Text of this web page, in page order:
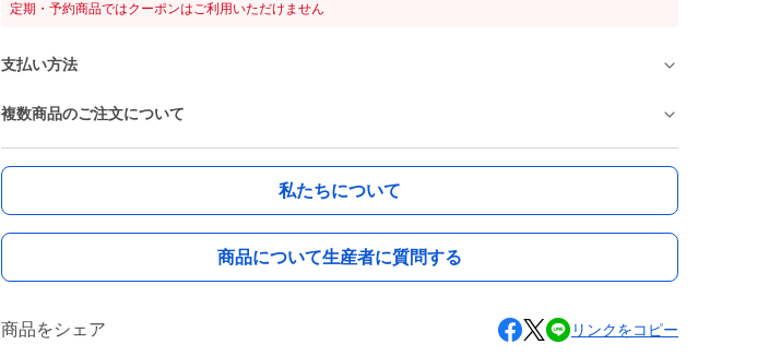
定期・予約商品ではクーポンはご利用いただけません
支払い方法
複数商品のご注文について
私たちについて
商品について生産者に質問する
商品をシェア リンクをコピー